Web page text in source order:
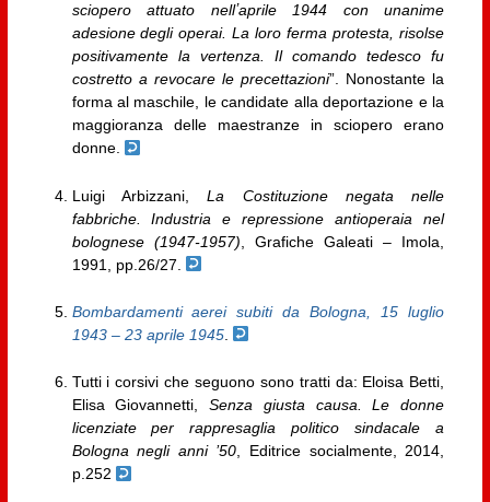
sciopero attuato nellʼaprile 1944 con unanime
adesione degli operai. La loro ferma protesta, risolse
positivamente la vertenza. Il comando tedesco fu
costretto a revocare le precettazioni”. Nonostante la
forma al maschile, le candidate alla deportazione e la
maggioranza delle maestranze in sciopero erano
donne.
Luigi Arbizzani,La Costituzione negata nelle
fabbriche. Industria e repressione antioperaia nel
bolognese (1947-1957) , Grafiche Galeati – Imola,
1991, pp.26/27.
Bombardamenti aerei subiti da Bologna, 15 luglio
1943 – 23 aprile 1945.
Tutti i corsivi che seguono sono tratti da: Eloisa Betti,
Elisa Giovannetti,Senza giusta causa. Le donne
licenziate per rappresaglia politico sindacale a
Bologna negli anni ’50, Editrice socialmente, 2014,
p.252